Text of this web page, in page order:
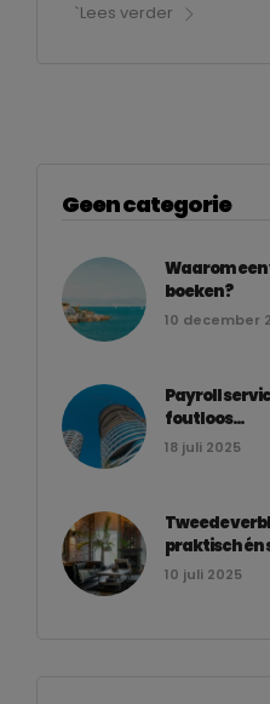
`Lees verder
Geen categorie
Waarom
boeken?
10 december
Payroll
foutloos...
18 juli 2025
Tweede
praktisch én
10 juli 2025